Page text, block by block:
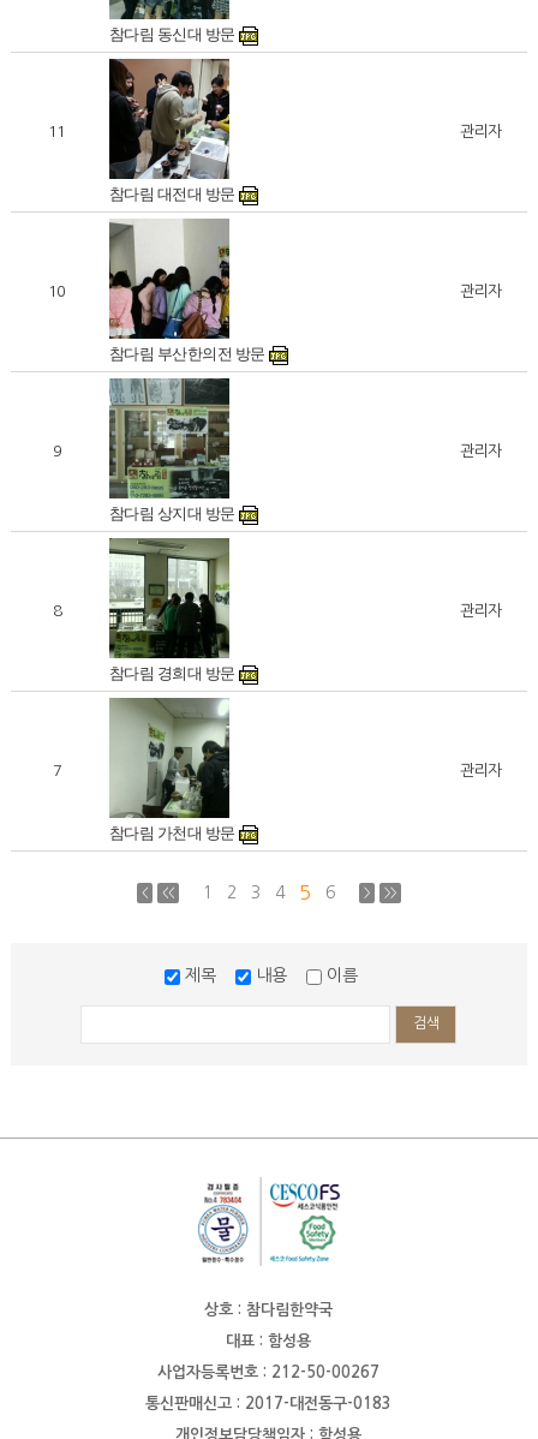
참다림 동신대 방문
11
참다림 대전대 방문
관리자
10
참다림 부산한의전 방문
관리자
9
참다림 상지대 방문
관리자
8
참다림 경희대 방문
관리자
7
참다림 가천대 방문
관리자
< << 1 2 3 4 5 6 > >>
제목 내용 이름
검색
상호 : 참다림한약국
대표 : 함성용
사업자등록번호 : 212-50-00267
통신판매신고 : 2017-대전동구-0183
개인정보담당책임자 : 함성용